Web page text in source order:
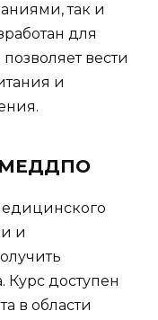
так и
для
вести
и
МЕДДПО
и
Курс доступен
в области